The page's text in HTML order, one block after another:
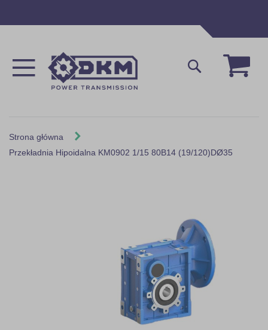
Mój
Szukaj
Strona główna
Przekładnia Hipoidalna KM0902 1/15 80B14 (19/120)DØ35